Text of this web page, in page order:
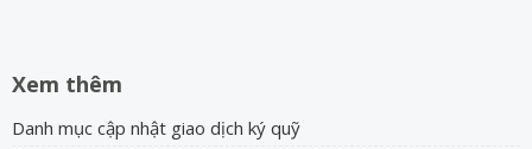
Xem thêm
Danh mục cập nhật giao dịch ký quỹ